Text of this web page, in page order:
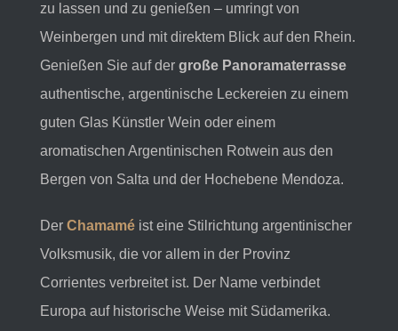
zu lassen und zu genießen – umringt von
Weinbergen und mit direktem Blick auf den Rhein.
Genießen Sie auf der große Panoramaterrasse
authentische, argentinische Leckereien zu einem
guten Glas Künstler Wein oder einem
aromatischen Argentinischen Rotwein aus den
Bergen von Salta und der Hochebene Mendoza.
Der Chamaméist eine Stilrichtung argentinischer
Volksmusik, die vor allem in der Provinz
Corrientes verbreitet ist. Der Name verbindet
Europa auf historische Weise mit Südamerika.